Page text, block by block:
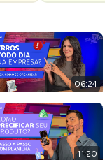
06:24
11:20